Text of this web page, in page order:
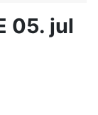
05. jul